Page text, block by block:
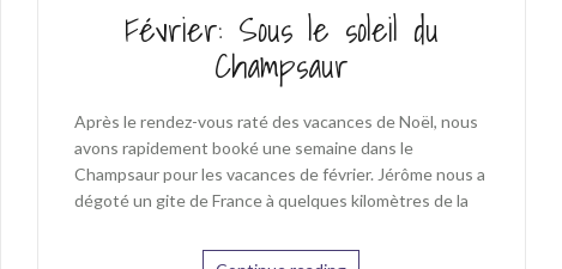
Février: Sous le soleil du
Champsaur
Après le rendez-vous raté des vacances de Noël, nous
avons rapidement booké une semaine dans le
Champsaur pour les vacances de février. Jérôme nous a
dégoté un gite de France à quelques kilomètres de la